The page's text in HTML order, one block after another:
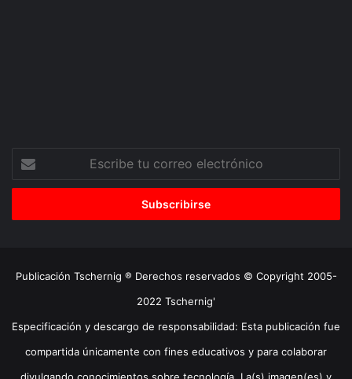
correo
Publicación Tschernig ® Derechos reservados © Copyright 2005-
2022 Tschernig'
Especificación y descargo de responsabilidad: Esta publicación fue
compartida únicamente con fines educativos y para colaborar
divulgando conocimientos sobre tecnología. La(s) imagen(es) y